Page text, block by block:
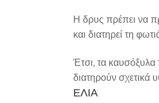
Η δρυς πρέπει να
και διατηρεί τη
Έτσι, τα καυσόξυλα
διατηρούν σχετικά
ΕΛΙΑ